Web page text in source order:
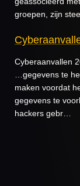
groepen, zijn
Cyberaanvallen
…gegevens te
maken voordat
gegevens te
hackers gebr…